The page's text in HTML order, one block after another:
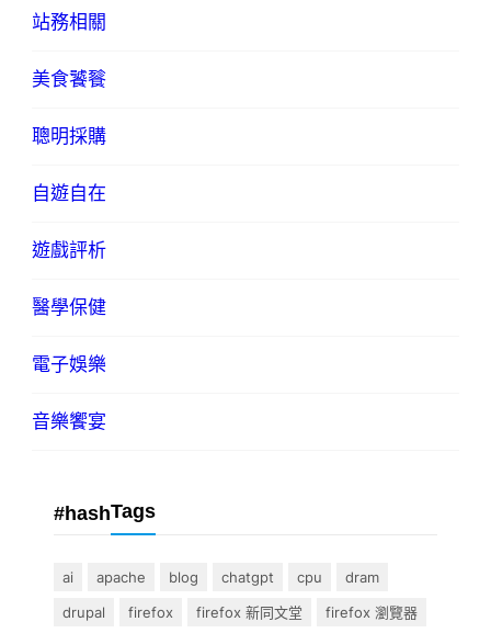
站務相關
美食饕餮
聰明採購
自遊自在
遊戲評析
醫學保健
電子娛樂
音樂饗宴
#hashTags
ai apache blog chatgpt cpu
dram
drupal
firefox firefox 新同文堂
firefox 瀏覽器